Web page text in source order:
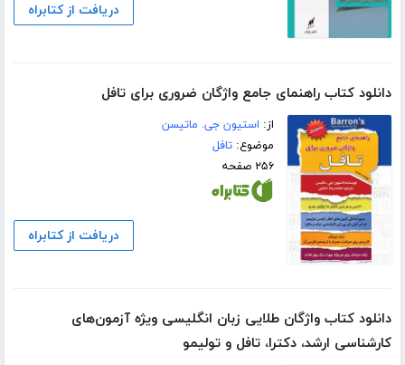
دریافت از کتابراه
دانلود کتاب راهنمای جامع واژگان ضروری برای تافل
از: استیون جی. ماتیسن
موضوع:تافل
۲۵۶ صفحه
دریافت از کتابراه
دانلود کتاب واژگان طلایی زبان انگلیسی ویژه آزمون‌های
کارشناسی ارشد، دکترا، تافل و تولیمو